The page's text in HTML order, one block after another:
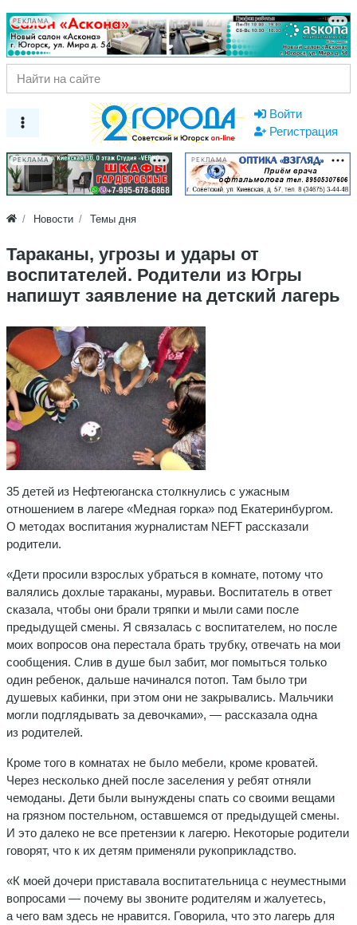
РЕКЛАМА
Войти
Регистрация
РЕКЛАМА РЕКЛАМА
Новости Темы дня
Тараканы, угрозы и удары от
воспитателей. Родители из Югры
напишут заявление на детский лагерь
35 детей из Нефтеюганска столкнулись с ужасным
отношением в лагере «Медная горка» под Екатеринбургом.
О методах воспитания журналистам NEFT рассказали
родители.
«Дети просили взрослых убраться в комнате, потому что
валялись дохлые тараканы, муравьи. Воспитатель в ответ
сказала, чтобы они брали тряпки и мыли сами после
предыдущей смены. Я связалась с воспитателем, но после
моих вопросов она перестала брать трубку, отвечать на мои
сообщения. Слив в душе был забит, мог помыться только
один ребенок, дальше начинался потоп. Там было три
душевых кабинки, при этом они не закрывались. Мальчики
могли подглядывать за девочками», — рассказала одна
из родителей.
Кроме того в комнатах не было мебели, кроме кроватей.
Через несколько дней после заселения у ребят отняли
чемоданы. Дети были вынуждены спать со своими вещами
на грязном постельном, оставшемся от предыдущей смены.
И это далеко не все претензии к лагерю. Некоторые родители
говорят, что к их детям применяли рукоприкладство.
«К моей дочери приставала воспитательница с неуместными
вопросами — почему вы звоните родителям и жалуетесь,
а чего вам здесь не нравится. Говорила, что это лагерь для